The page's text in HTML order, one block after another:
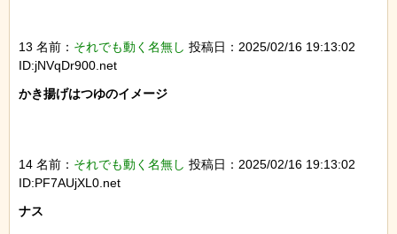
13 名前： それでも動く名無し 投稿日：2025/02/16 19:13:02
ID:jNVqDr900.net
かき揚げはつゆのイメージ
14 名前： それでも動く名無し 投稿日：2025/02/16 19:13:02
ID:PF7AUjXL0.net
ナス